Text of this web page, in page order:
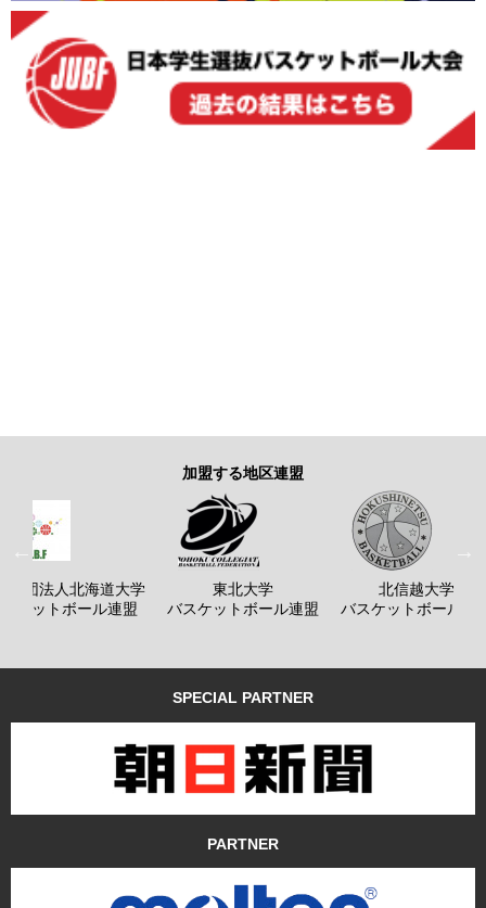
加盟する地区連盟
社団法人北海道大学
ケットボール連盟
東北大学
バスケットボール連盟
北信越大学
バスケットボール連
SPECIAL PARTNER
PARTNER